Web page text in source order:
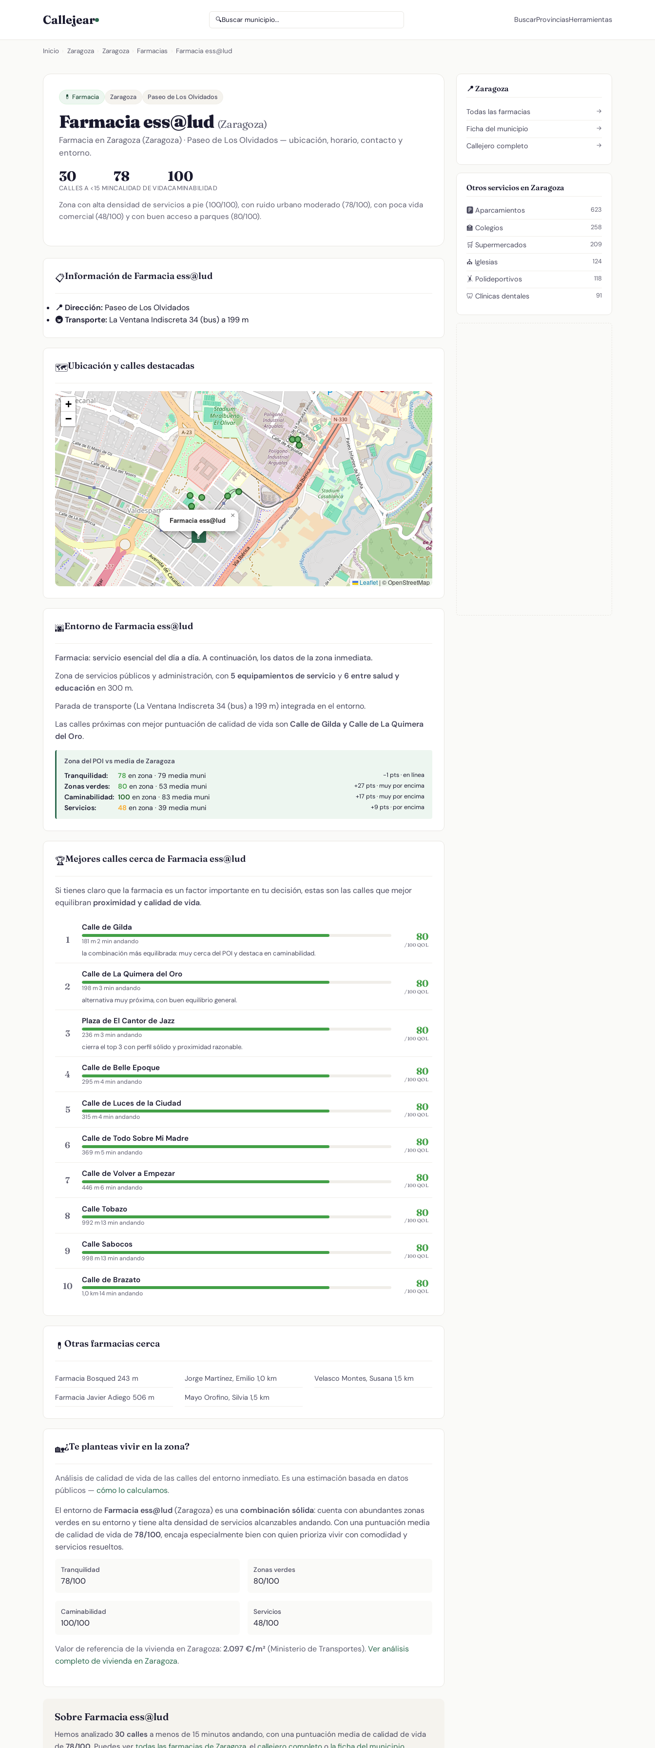
Callejear 🔍Buscar municipio... BuscarProvinciasHerramientas
Inicio Zaragoza Zaragoza Farmacias Farmacia ess@lud
💊 Farmacia Zaragoza Paseo de Los Olvidados
Farmacia ess@lud (Zaragoza)
Farmacia en Zaragoza (Zaragoza) · Paseo de Los Olvidados — ubicación, horario, contacto y
entorno.
30
CALLES A <15 MIN
78
CALIDAD DE VIDA
100
CAMINABILIDAD
Zona con alta densidad de servicios a pie (100/100), con ruido urbano moderado (78/100), con poca vida
comercial (48/100) y con buen acceso a parques (80/100).
📋Información de Farmacia ess@lud
📍 Dirección: Paseo de Los Olvidados
🚇 Transporte: La Ventana Indiscreta 34 (bus) a 199 m
🗺️Ubicación y calles destacadas
💊
Farmacia ess@lud
×
+
−
Leaflet | © OpenStreetMap
🌆Entorno de Farmacia ess@lud
Farmacia: servicio esencial del día a día. A continuación, los datos de la zona inmediata.
Zona de servicios públicos y administración, con 5 equipamientos de servicio y6 entre salud y
educación en 300 m.
Parada de transporte (La Ventana Indiscreta 34 (bus) a 199 m) integrada en el entorno.
Las calles próximas con mejor puntuación de calidad de vida sonCalle de Gilda y Calle de La Quimera
del Oro.
Zona del POI vs media de Zaragoza
Tranquilidad: 78 en zona · 79 media muni -1 pts · en línea
Zonas verdes: 80 en zona · 53 media muni +27 pts · muy por encima
Caminabilidad: 100 en zona · 83 media muni +17 pts · muy por encima
Servicios: 48 en zona · 39 media muni +9 pts · por encima
🏆Mejores calles cerca de Farmacia ess@lud
Si tienes claro que la farmacia es un factor importante en tu decisión, estas son las calles que mejor
equilibran proximidad y calidad de vida.
1
Calle de Gilda
181 m·2 min andando
la combinación más equilibrada: muy cerca del POI y destaca en caminabilidad.
80
/100 QOL
2
Calle de La Quimera del Oro
198 m·3 min andando
alternativa muy próxima, con buen equilibrio general.
80
/100 QOL
3
Plaza de El Cantor de Jazz
236 m·3 min andando
cierra el top 3 con perfil sólido y proximidad razonable.
80
/100 QOL
4
Calle de Belle Epoque
295 m·4 min andando
80
/100 QOL
5
Calle de Luces de la Ciudad
315 m·4 min andando
80
/100 QOL
6
Calle de Todo Sobre Mi Madre
369 m·5 min andando
80
/100 QOL
7
Calle de Volver a Empezar
446 m·6 min andando
80
/100 QOL
8
Calle Tobazo
992 m·13 min andando
80
/100 QOL
9
Calle Sabocos
998 m·13 min andando
80
/100 QOL
10
Calle de Brazato
1,0 km·14 min andando
80
/100 QOL
💊 Otras farmacias cerca
Farmacia Bosqued 243 m
Farmacia Javier Adiego 506 m
Jorge Martínez, Emilio 1,0 km
Mayo Orofino, Silvia 1,5 km
Velasco Montes, Susana 1,5 km
🏡¿Te planteas vivir en la zona?
Análisis de calidad de vida de las calles del entorno inmediato. Es una estimación basada en datos
públicos — cómo lo calculamos.
El entorno de Farmacia ess@lud(Zaragoza) es una combinación sólida: cuenta con abundantes zonas
verdes en su entorno y tiene alta densidad de servicios alcanzables andando. Con una puntuación media
de calidad de vida de78/100, encaja especialmente bien con quien prioriza vivir con comodidad y
servicios resueltos.
Tranquilidad
78/100
Zonas verdes
80/100
Caminabilidad
100/100
Servicios
48/100
Valor de referencia de la vivienda en Zaragoza: 2.097 €/m² (Ministerio de Transportes).Ver análisis
completo de vivienda en Zaragoza.
Sobre Farmacia ess@lud
Hemos analizado 30 calles a menos de 15 minutos andando, con una puntuación media de calidad de vida
📍 Zaragoza
Todas las farmacias →
Ficha del municipio →
Callejero completo →
Otros servicios en Zaragoza
🅿️ Aparcamientos 623
🏫 Colegios 258
🛒 Supermercados 209
⛪ Iglesias 124
🤸 Polideportivos 118
🦷 Clínicas dentales 91